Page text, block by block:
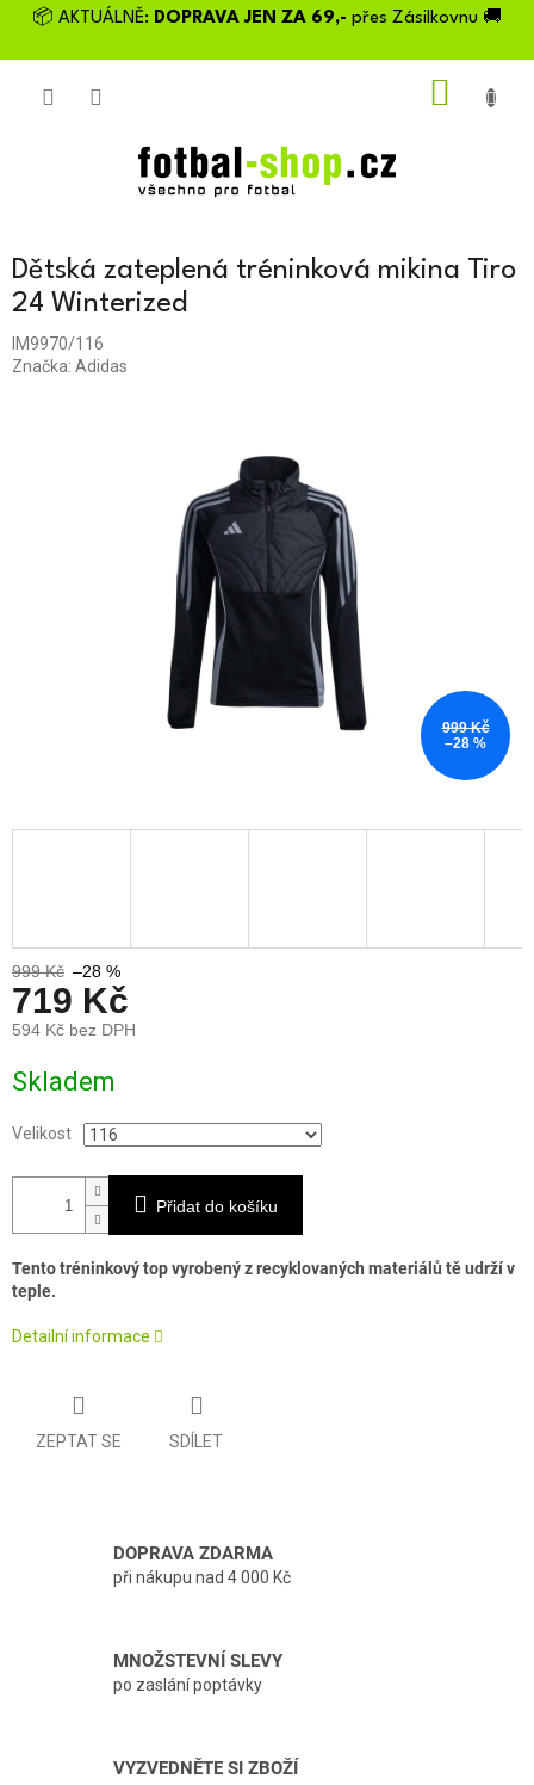
Přejít📦 AKTUÁLNĚ: DOPRAVA JEN ZA 69,- přes Zásilkovnu 🚚
Dětská zateplená tréninková mikina Tiro
24 Winterized
IM9970/116
Značka: Adidas
999 Kč
–28 %
999 Kč –28 %
719 Kč
594 Kč bez DPH
cena:
Skladem
Velikost
Přidat do košíku
Tento tréninkový top vyrobený z recyklovaných materiálů tě udrží v
teple.
Detailní informace
ZEPTAT SE SDÍLET
DOPRAVA ZDARMA
při nákupu nad 4 000 Kč
MNOŽSTEVNÍ SLEVY
po zaslání poptávky
VYZVEDNĚTE SI ZBOŽÍ